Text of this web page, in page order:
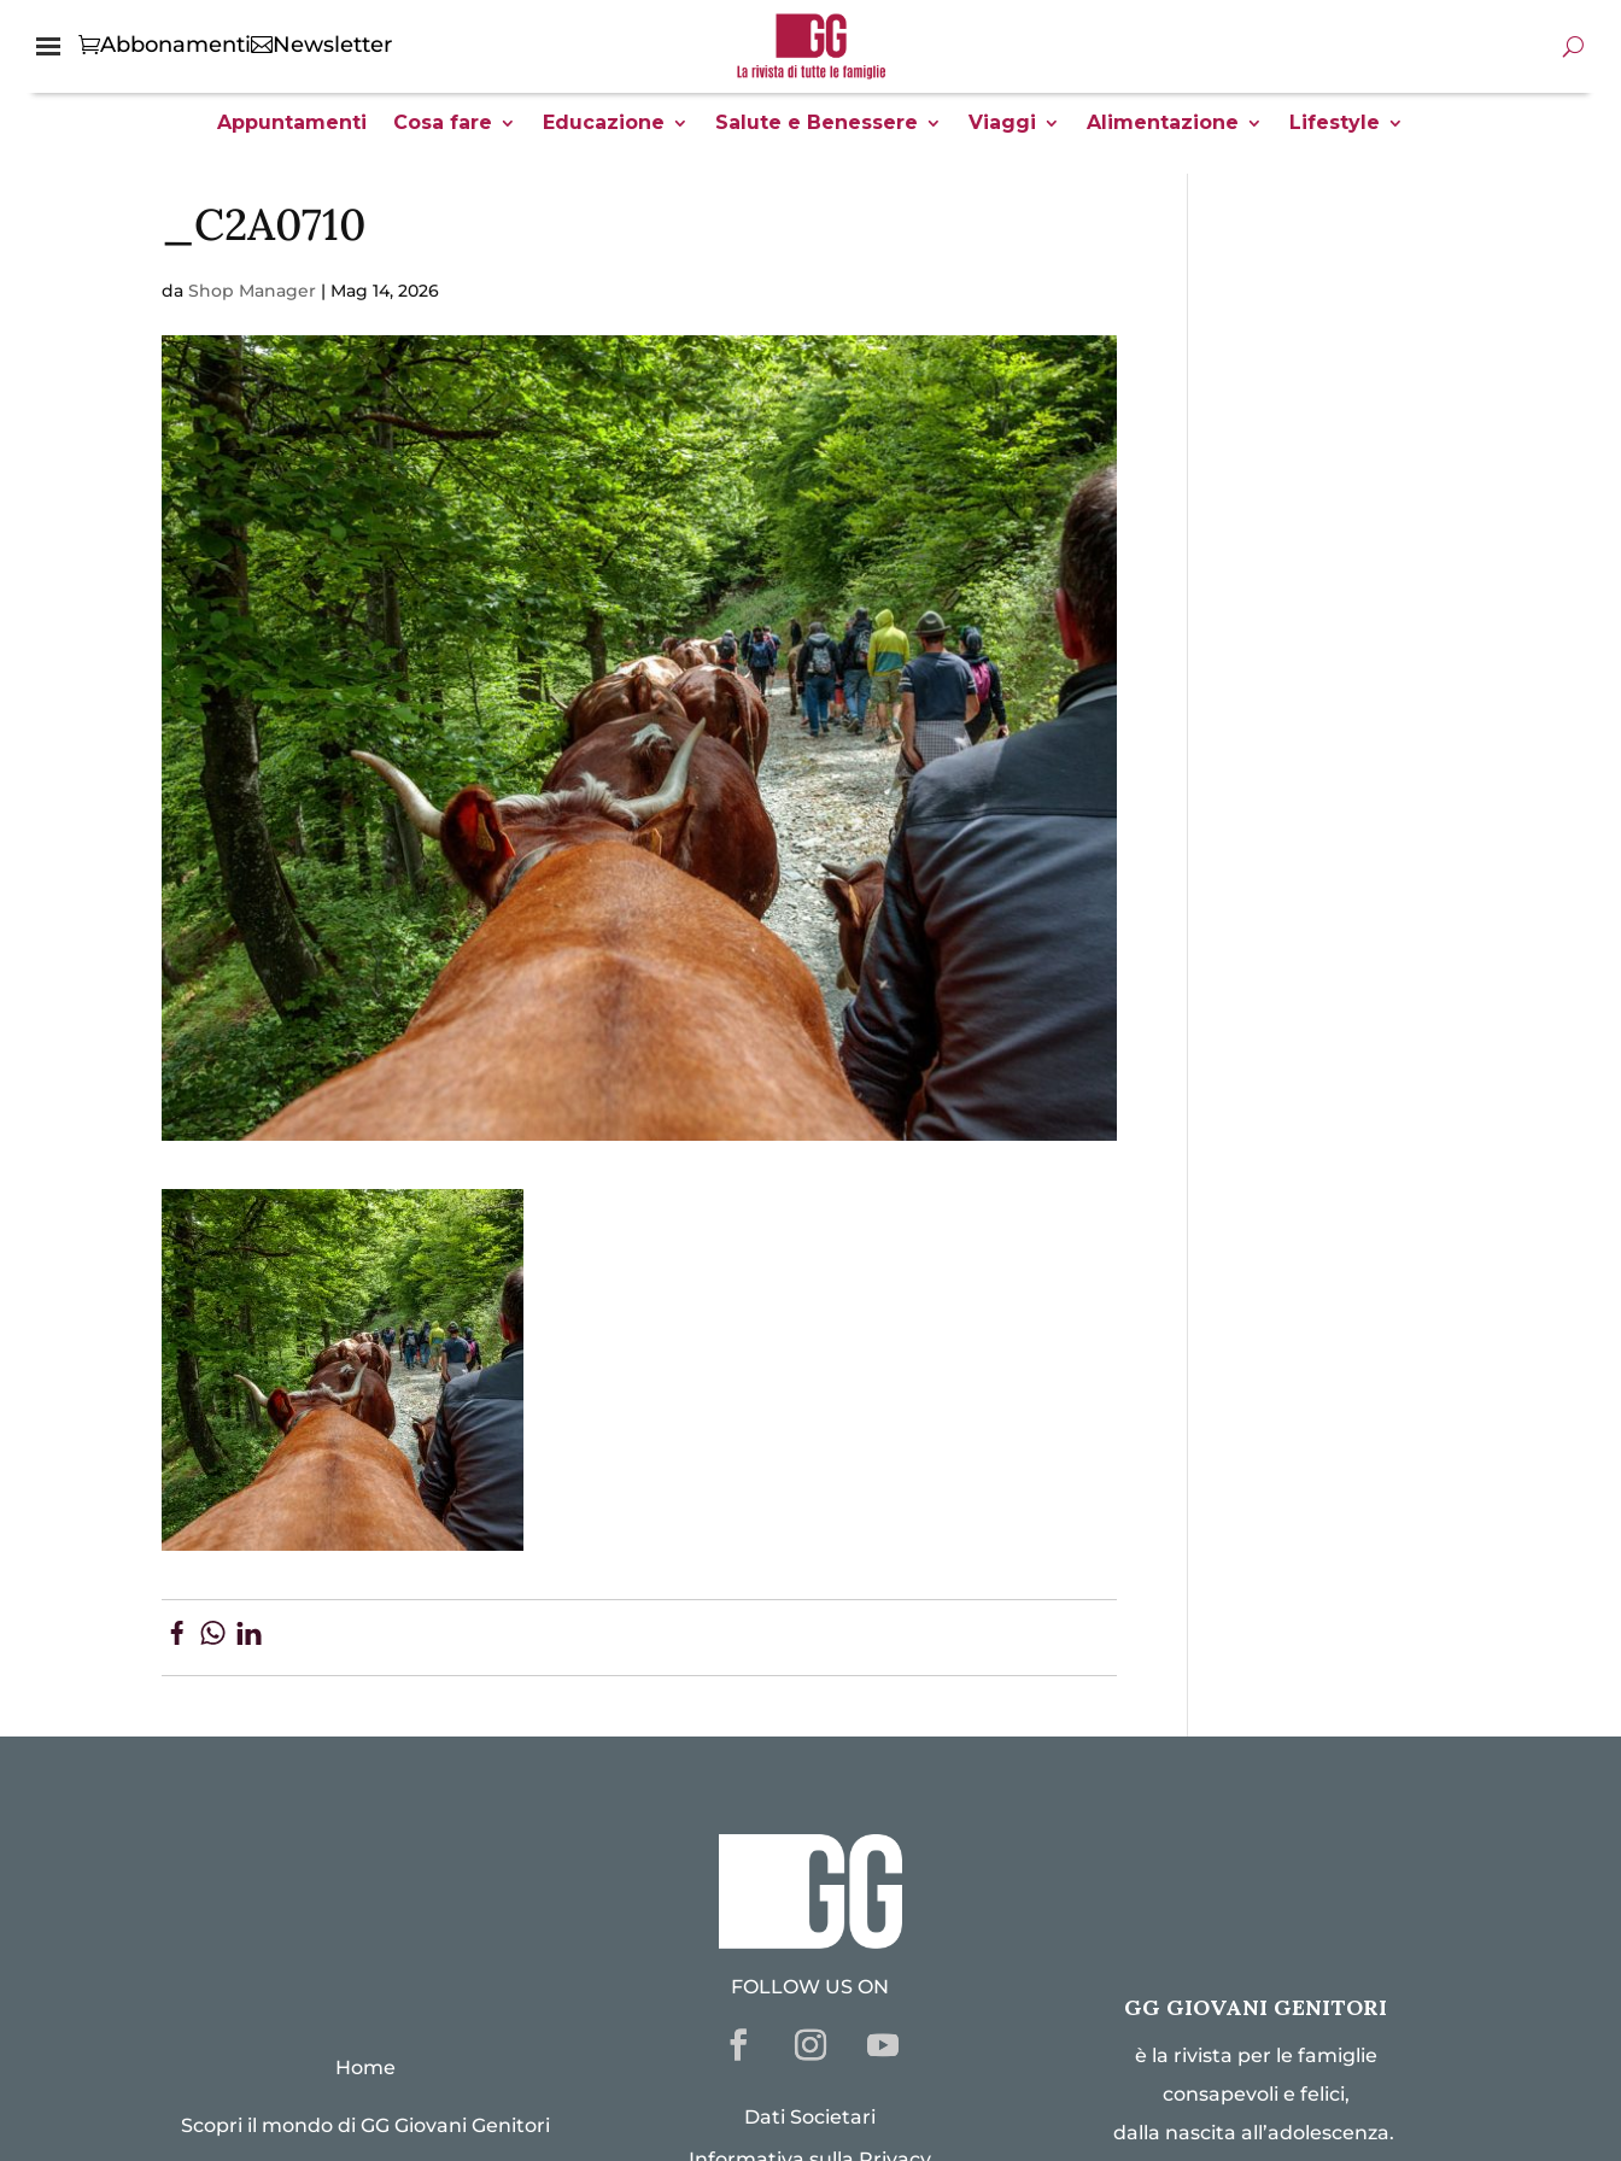
Abbonamenti Newsletter
Appuntamenti Cosa fare Educazione Salute e Benessere Viaggi Alimentazione Lifestyle
_C2A0710
daShop Manager | Mag 14, 2026
Home
Scopri il mondo di GG Giovani Genitori
FOLLOW US ON
Dati Societari
GG GIOVANI GENITORI
è la rivista per le famiglie
consapevoli e felici,
dalla nascita all’adolescenza.